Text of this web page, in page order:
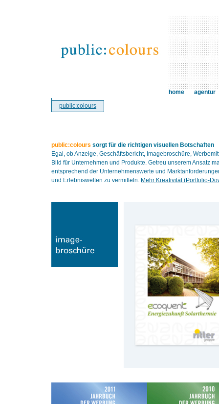
public:colours
home agentur
public:colours sorgt für die richtigen visuellen Botschaften
Egal, ob Anzeige, Geschäftsbericht, Imagebroschüre,
Bild für Unternehmen und Produkte. Getreu unserem Ansatz
entsprechend der Unternehmenswerte und
und Erlebniswelten zu vermitteln. Mehr Kreativität (Portfolio-